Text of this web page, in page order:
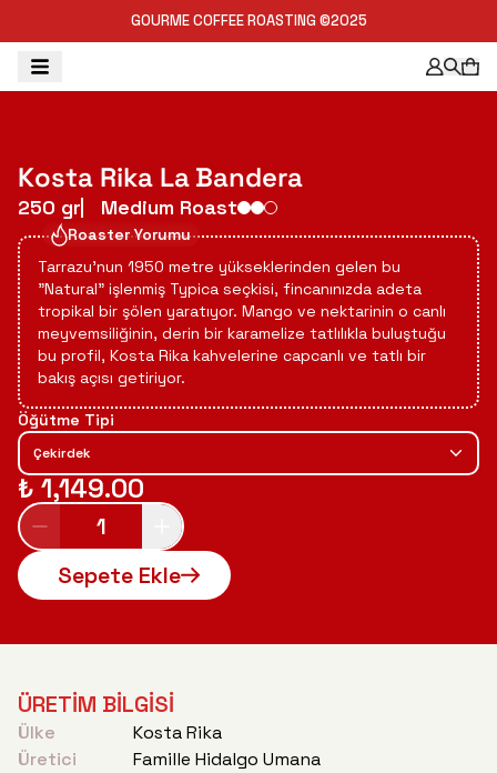
GOURME COFFEE ROASTING ©2025
Kosta Rika La Bandera
250 gr Medium Roast
Roaster Yorumu
Tarrazu'nun 1950 metre yükseklerinden gelen bu
"Natural" işlenmiş Typica seçkisi, fincanınızda adeta
tropikal bir şölen yaratıyor. Mango ve nektarinin o canlı
meyvemsiliğinin, derin bir karamelize tatlılıkla buluştuğu
bu profil, Kosta Rika kahvelerine capcanlı ve tatlı bir
bakış açısı getiriyor.
Öğütme Tipi
Çekirdek
₺ 1,149.00
1
Sepete Ekle
ÜRETİM BİLGİSİ
Ülke
Kosta Rika
Üretici
Famille Hidalgo Umana